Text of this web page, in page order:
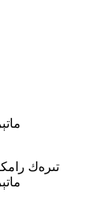
ماتېرىيال:
تىرەك
ماتېرىيال: